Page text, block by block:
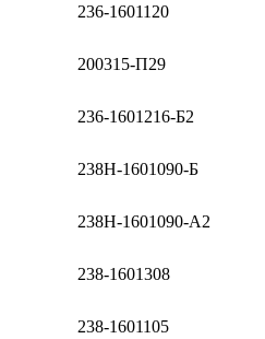
236-1601120
200315-П29
236-1601216-Б2
238Н-1601090-Б
238Н-1601090-А2
238-1601308
238-1601105